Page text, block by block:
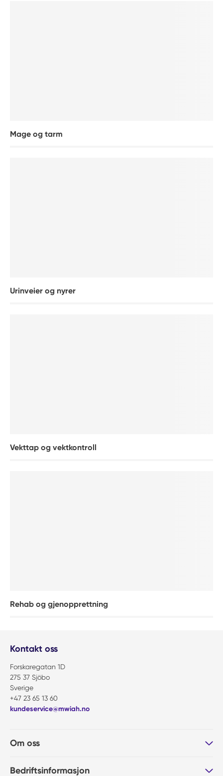
Mage og tarm
Urinveier og nyrer
Vekttap og vektkontroll
Rehab og gjenopprettning
Kontakt oss
Forskaregatan 1D
275 37 Sjöbo
Sverige
+47 23 65 13 60
kundeservice@mwiah.no
Om oss
Bedriftsinformasjon